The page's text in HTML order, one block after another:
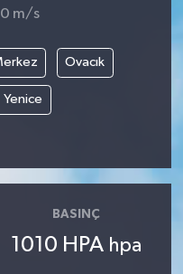
m/s
Ovacık
Yenice
BASINÇ
1010 HPA hpa